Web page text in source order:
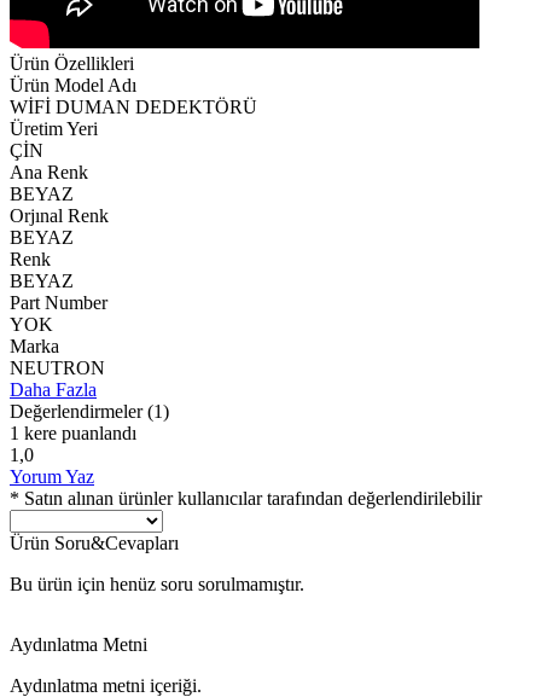
Ürün Özellikleri
Ürün Model Adı
WİFİ DUMAN DEDEKTÖRÜ
Üretim Yeri
ÇİN
Ana Renk
BEYAZ
Orjınal Renk
BEYAZ
Renk
BEYAZ
Part Number
YOK
Marka
NEUTRON
Daha Fazla
Değerlendirmeler (1)
1 kere puanlandı
1,0
Yorum Yaz
* Satın alınan ürünler kullanıcılar tarafından değerlendirilebilir
Ürün Soru&Cevapları
Bu ürün için henüz soru sorulmamıştır.
Aydınlatma Metni
Aydınlatma metni içeriği.